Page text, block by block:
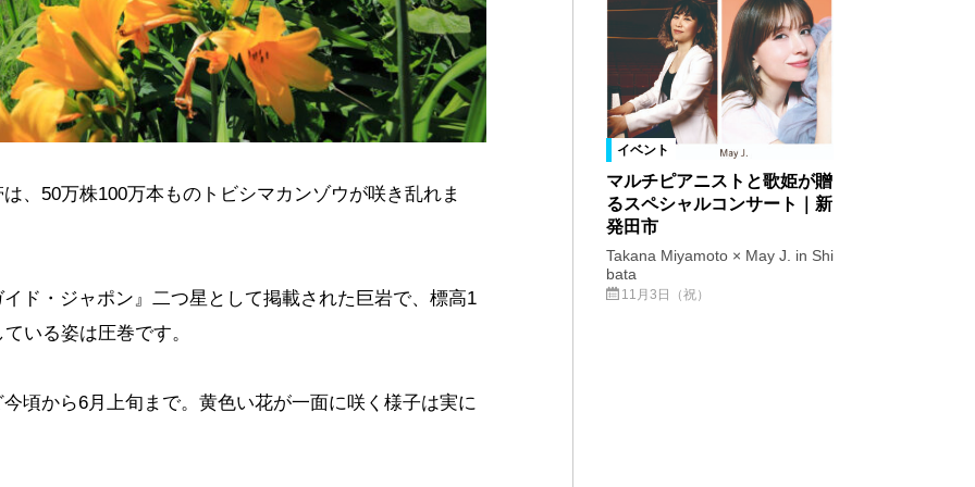
、50万株100万本ものトビシマカンゾウが咲き乱れま
ド・ジャポン』二つ星として掲載された巨岩で、標高1
いる姿は圧巻です。
頃から6月上旬まで。黄色い花が一面に咲く様子は実に
イベント
マルチピアニストと歌姫が贈
るスペシャルコンサート｜新
発田市
Takana Miyamoto × May J. in Shi
bata
11月3日（祝）